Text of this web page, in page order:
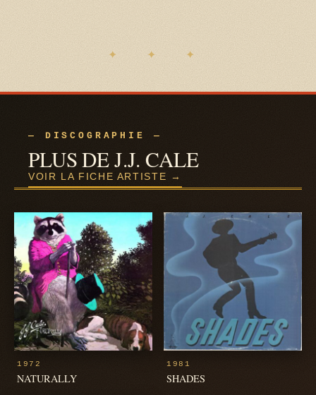
— DISCOGRAPHIE —
PLUS DE J.J. CALE
VOIR LA FICHE ARTISTE →
1972
NATURALLY
1981
SHADES